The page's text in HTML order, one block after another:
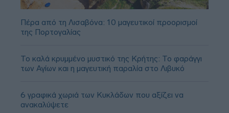
Πέρα από τη Λισαβόνα: 10 μαγευτικοί προορισμοί
της Πορτογαλίας
Το καλά κρυμμένο μυστικό της Κρήτης: Το φαράγγι
των Αγίων και η μαγευτική παραλία στο Λιβυκό
6 γραφικά χωριά των Κυκλάδων που αξίζει να
ανακαλύψετε